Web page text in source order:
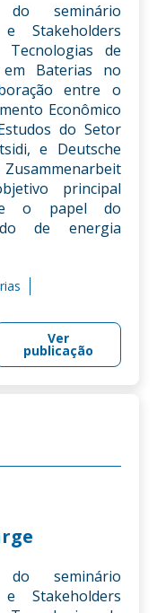
seminário
Stakeholders
de
em Baterias no
entre o
Econômico
do Setor
e Deutsche
principal
o papel do
de energia
Ver
publicação
seminário
Stakeholders